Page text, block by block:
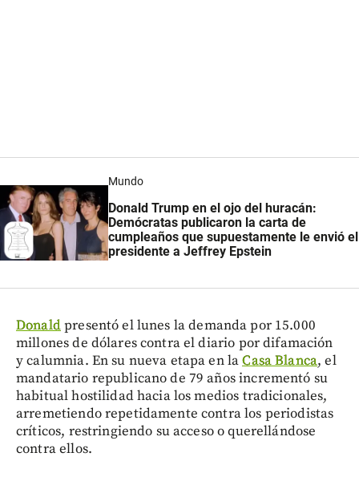
Mundo
Donald Trump en el ojo del huracán:
Demócratas publicaron la carta de
cumpleaños que supuestamente le envió el
presidente a Jeffrey Epstein
Donaldpresentó el lunes la demanda por 15.000
millones de dólares contra el diario por difamación
y calumnia. En su nueva etapa en laCasa Blanca, el
mandatario republicano de 79 años incrementó su
habitual hostilidad hacia los medios tradicionales,
arremetiendo repetidamente contra los periodistas
críticos, restringiendo su acceso o querellándose
contra ellos.